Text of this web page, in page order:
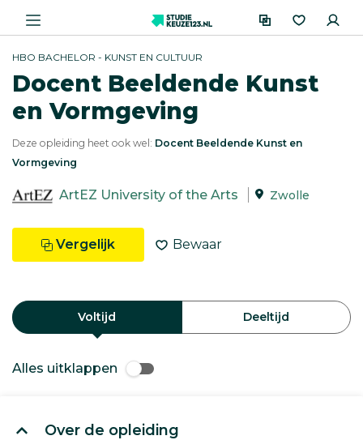
HBO BACHELOR - KUNST EN CULTUUR
Docent Beeldende Kunst
en Vormgeving
Deze opleiding heet ook wel: Docent Beeldende Kunst en
Vormgeving
ArtEZ University of the Arts Zwolle
Vergelijk Bewaar
Voltijd Deeltijd
Alles uitklappen
Over de opleiding